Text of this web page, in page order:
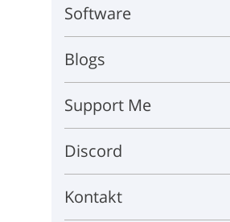
Software
Blogs
Support Me
Discord
Kontakt